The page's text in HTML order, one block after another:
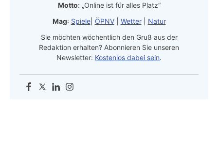
Motto: „Online ist für alles Platz“
Mag: Spiele| ÖPNV| Wetter| Natur
Sie möchten wöchentlich den Gruß aus der
Redaktion erhalten? Abonnieren Sie unseren
Newsletter: Kostenlos dabei sein.